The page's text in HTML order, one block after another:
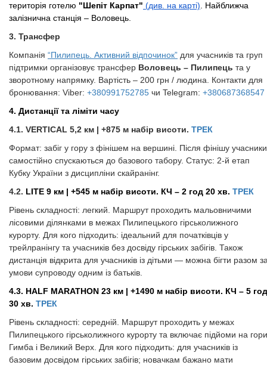
територія готелю "Шепіт Карпат" (див. на карті) . Найближча
залізнична станція – Воловець.
3. Трансфер
Компанія “Пилипець. Активний відпочинок” для учасників та груп
підтримки організовує трансфер Воловець – Пилипець та у
зворотному напрямку. Вартість – 200 грн / людина. Контакти для
бронювання: Viber: +380991752785 чи Telegram: +380687368547
4. Дистанції та ліміти часу
​​​​​​​4.1. ​​​​​​​VERTICAL​​​​​​​ ​​​​​​​5,2 км | +875 м набір висоти. ТРЕК
Формат: забіг у гору з фінішем на вершині. Після фінішу учасники
самостійно спускаються до базового табору. Статус: 2-й етап
Кубку України з дисципліни скайранінг.
​​​​​​​4.2. LITE 9 км | +545 м набір висоти. КЧ – 2 год 20 хв. ТРЕК
Рівень складності: легкий. Маршрут проходить мальовничими
лісовими ділянками в межах Пилипецького гірськолижного
курорту. Для кого підходить: ідеальний для початківців у
трейлранінгу та учасників без досвіду гірських забігів. Також
дистанція відкрита для учасників із дітьми — можна бігти разом
умови супроводу одним із батьків.
4.3. HALF MARATHON 23 км | +1490 м набір висоти. КЧ – 5 год
30 хв. ТРЕК
Рівень складності: середній. Маршрут проходить у межах
Пилипецького гірськолижного курорту та включає підйоми на гори
Гимба і Великий Верх. Для кого підходить: для учасників із
базовим досвідом гірських забігів; новачкам бажано мати